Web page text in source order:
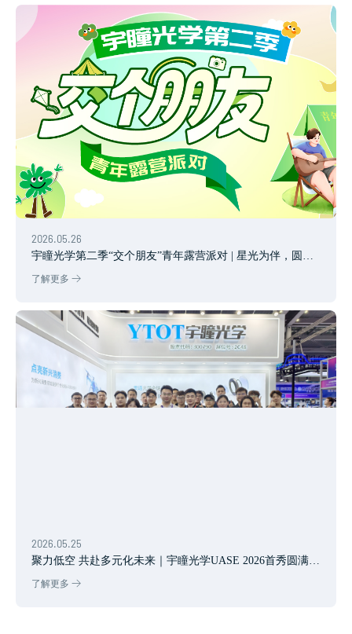
2026.05.26
宇瞳光学第二季“交个朋友”青年露营派对 | 星光为伴，圆满
了解更多
2026.05.25
聚力低空 共赴多元化未来｜宇瞳光学UASE 2026首秀圆满落
了解更多